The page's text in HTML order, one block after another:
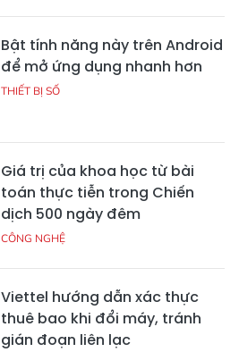
Bật tính năng này trên Android
để mở ứng dụng nhanh hơn
THIẾT BỊ SỐ
Giá trị của khoa học từ bài
toán thực tiễn trong Chiến
dịch 500 ngày đêm
CÔNG NGHỆ
Viettel hướng dẫn xác thực
thuê bao khi đổi máy, tránh
gián đoạn liên lạc